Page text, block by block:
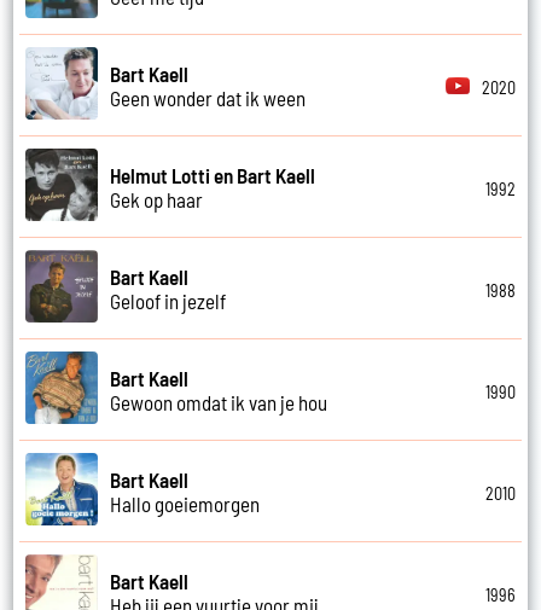
Bart Kaell
Geen wonder dat ik ween
2020
Helmut Lotti en Bart Kaell
Gek op haar
1992
Bart Kaell
Geloof in jezelf
1988
Bart Kaell
Gewoon omdat ik van je hou
1990
Bart Kaell
Hallo goeiemorgen
2010
Bart Kaell
Heb jij een vuurtje voor mij
1996